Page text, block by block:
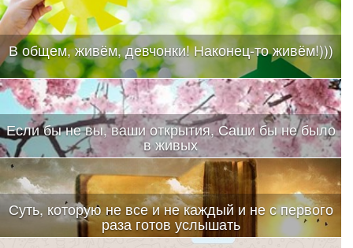
В общем, живём, девчонки! Наконец-то живём!)))
Если бы не вы, ваши открытия, Саши бы не было
в живых
Суть, которую не все и не каждый и не с первого
раза готов услышать